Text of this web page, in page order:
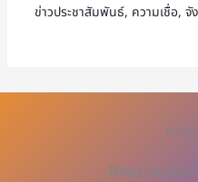
ข่าวประชาสัมพันธ์, ความเชื่อ, จั
News